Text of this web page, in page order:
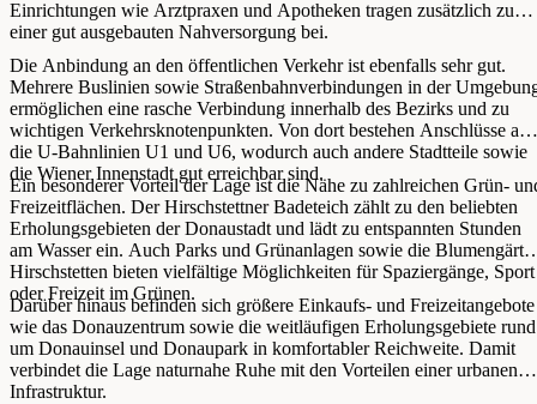
Einrichtungen wie Arztpraxen und Apotheken tragen zusätzlich zu
einer gut ausgebauten Nahversorgung bei.
Die Anbindung an den öffentlichen Verkehr ist ebenfalls sehr gut.
Mehrere Buslinien sowie Straßenbahnverbindungen in der
ermöglichen eine rasche Verbindung innerhalb des Bezirks und zu
wichtigen Verkehrsknotenpunkten. Von dort bestehen Anschlüsse an
die U-Bahnlinien U1 und U6, wodurch auch andere Stadtteile sowie
die Wiener Innenstadt gut erreichbar sind.
Ein besonderer Vorteil der Lage ist die Nähe zu zahlreichen Grün-
Freizeitflächen. Der Hirschstettner Badeteich zählt zu den beliebten
Erholungsgebieten der Donaustadt und lädt zu entspannten Stunden
am Wasser ein. Auch Parks und Grünanlagen sowie die
Hirschstetten bieten vielfältige Möglichkeiten für Spaziergänge, Sport
oder Freizeit im Grünen.
Darüber hinaus befinden sich größere Einkaufs- und Freizeitangebote
wie das Donauzentrum sowie die weitläufigen Erholungsgebiete rund
um Donauinsel und Donaupark in komfortabler Reichweite. Damit
verbindet die Lage naturnahe Ruhe mit den Vorteilen einer urbanen
Infrastruktur.